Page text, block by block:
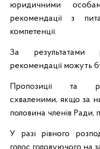
юридичними
рекомендації з
компетенції.
За результатами
рекомендації можуть
Пропозиції та
схваленими, якщо за
половина членів Ради,
У разі рівного